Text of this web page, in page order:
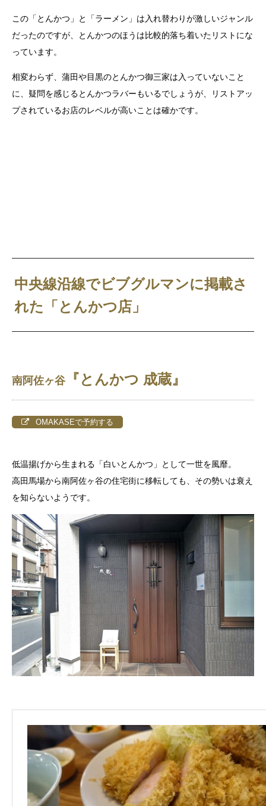
この「とんかつ」と「ラーメン」は入れ替わりが激しいジャンル
だったのですが、とんかつのほうは比較的落ち着いたリストにな
っています。
相変わらず、蒲田や目黒のとんかつ御三家は入っていないこと
に、疑問を感じるとんかつラバーもいるでしょうが、リストアッ
プされているお店のレベルが高いことは確かです。
中央線沿線でビブグルマンに掲載さ
れた「とんかつ店」
南阿佐ヶ谷『とんかつ 成蔵』
OMAKASEで予約する
低温揚げから生まれる「白いとんかつ」として一世を風靡。
高田馬場から南阿佐ヶ谷の住宅街に移転しても、その勢いは衰え
を知らないようです。